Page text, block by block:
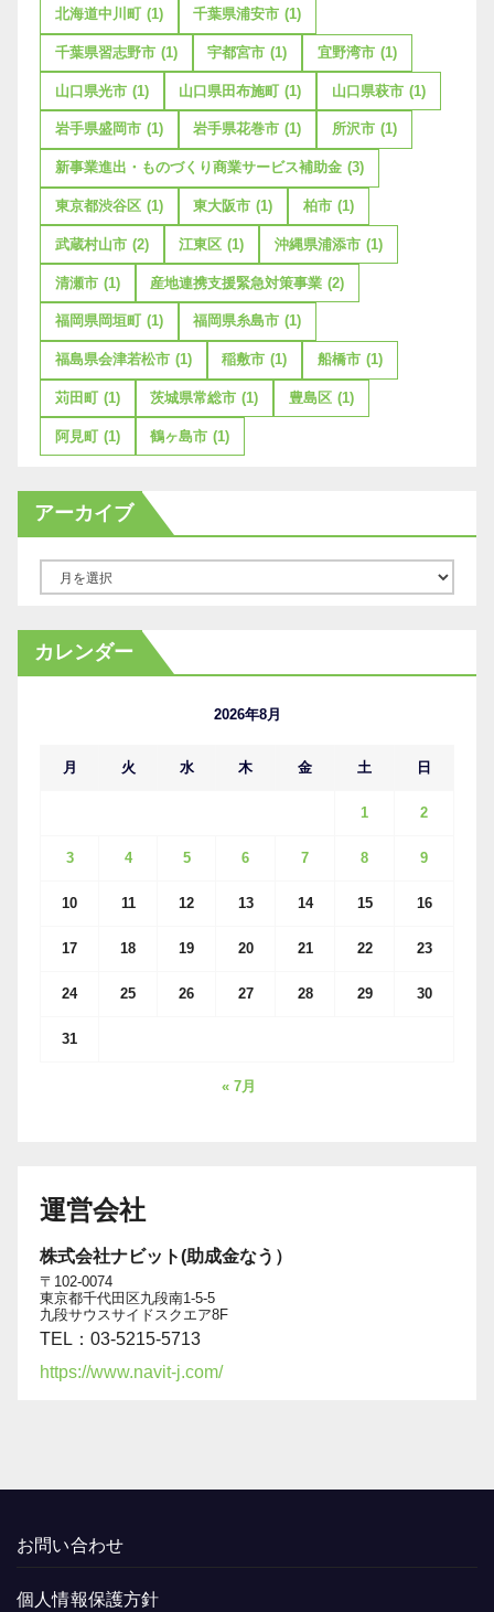
北海道中川町 (1) 千葉県浦安市 (1)
千葉県習志野市 (1) 宇都宮市 (1) 宜野湾市 (1)
山口県光市 (1) 山口県田布施町 (1) 山口県萩市 (1)
岩手県盛岡市 (1) 岩手県花巻市 (1) 所沢市 (1)
新事業進出・ものづくり商業サービス補助金 (3)
東京都渋谷区 (1) 東大阪市 (1) 柏市 (1)
武蔵村山市 (2) 江東区 (1) 沖縄県浦添市 (1)
清瀬市 (1) 産地連携支援緊急対策事業 (2)
福岡県岡垣町 (1) 福岡県糸島市 (1)
福島県会津若松市 (1) 稲敷市 (1) 船橋市 (1)
苅田町 (1) 茨城県常総市 (1) 豊島区 (1)
阿見町 (1) 鶴ヶ島市 (1)
アーカイブ
カ
イ
カレンダー
2026年8月
月 火 水 木 金 土 日
1 2
3 4 5 6 7 8 9
10 11 12 13 14 15 16
17 18 19 20 21 22 23
24 25 26 27 28 29 30
31
« 7月
運営会社
株式会社ナビット(助成金なう）
〒102-0074
東京都千代田区九段南1-5-5
九段サウスサイドスクエア8F
TEL：03-5215-5713
https://www.navit-j.com/
お問い合わせ
個人情報保護方針